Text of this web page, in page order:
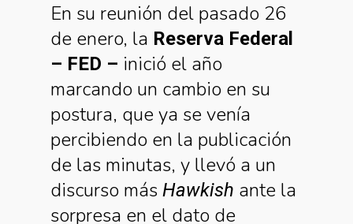
En su reunión del pasado 26
de enero, la Reserva Federal
– FED – inició el año
marcando un cambio en su
postura, que ya se venía
percibiendo en la publicación
de las minutas, y llevó a un
discurso más Hawkish ante la
sorpresa en el dato de